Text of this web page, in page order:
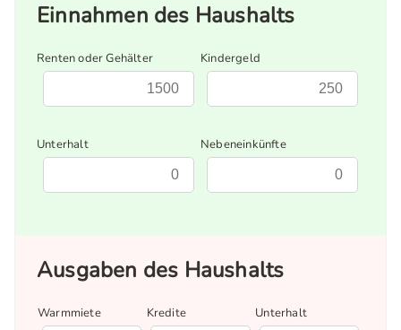
Einnahmen des Haushalts
Renten oder Gehälter Kindergeld
Unterhalt Nebeneinkünfte
Ausgaben des Haushalts
Warmmiete Kredite Unterhalt